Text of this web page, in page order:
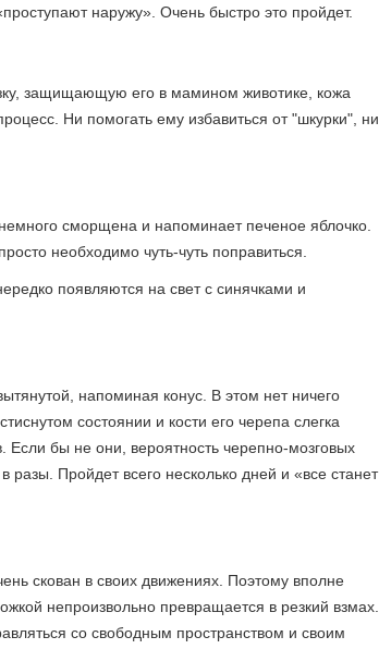
наружу». Очень быстро это пройдет.
защищающую его в мамином животике, кожа
Ни помогать ему избавиться от "шкурки", ни
сморщена и напоминает печеное яблочко.
необходимо чуть-чуть поправиться.
появляются на свет с синячками и
напоминая конус. В этом нет ничего
состоянии и кости его черепа слегка
бы не они, вероятность черепно-мозговых
Пройдет всего несколько дней и «все станет
скован в своих движениях. Поэтому вполне
непроизвольно превращается в резкий взмах.
со свободным пространством и своим